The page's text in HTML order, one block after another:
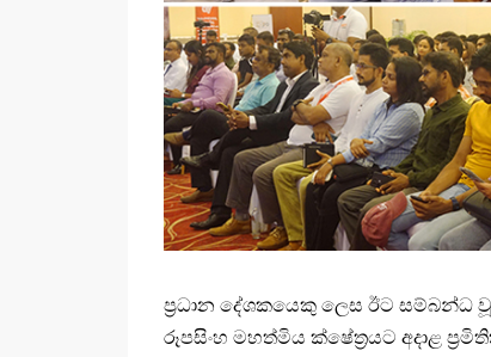
ප්‍රධාන දේශකයෙකු ලෙස ඊට සම්බන්ධ
රූපසිංහ මහත්මිය ක්ෂේත්‍රයට අදාළ